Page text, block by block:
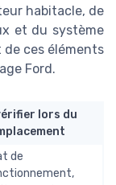
habitacle, de
et du système
ces éléments
Ford.
lors du
de